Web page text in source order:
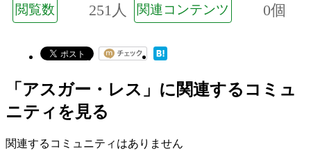
閲覧数 251人 関連コンテンツ 0個
「アスガー・レス」に関連するコミュ
ニティを見る
関連するコミュニティはありません